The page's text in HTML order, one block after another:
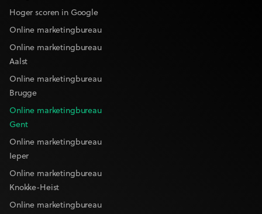
Hoger scoren in Google
Online marketingbureau
Online marketingbureau
Aalst
Online marketingbureau
Brugge
Online marketingbureau
Gent
Online marketingbureau
Ieper
Online marketingbureau
Knokke-Heist
Online marketingbureau